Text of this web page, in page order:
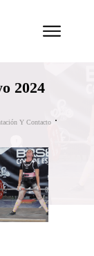
2024
Y Contacto